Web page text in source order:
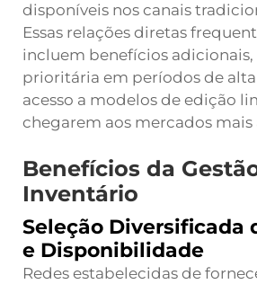
disponíveis nos canais
Essas relações diretas
incluem benefícios
prioritária em períodos de
acesso a modelos de edição
chegarem aos mercados mais
Benefícios da
Inventário
Seleção Diversificada
e Disponibilidade
Redes estabelecidas de